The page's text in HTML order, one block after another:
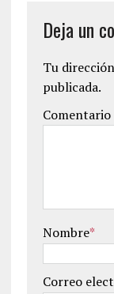
Deja un
Tu
publicada.
Comentario
Nombre*
Correo